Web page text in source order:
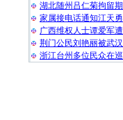
湖北随州吕仁菊拘留
家属接电话通知江天
广西维权人士谭爱军
荆门公民刘艳丽被武
浙江台州多位民众在